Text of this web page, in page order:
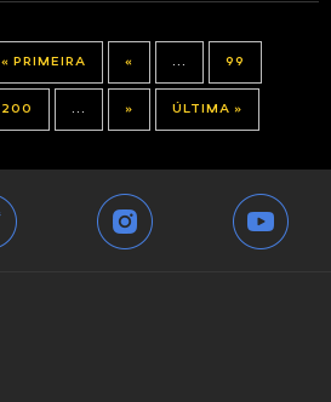
« PRIMEIRA « ... 99
200 ... » ÚLTIMA »